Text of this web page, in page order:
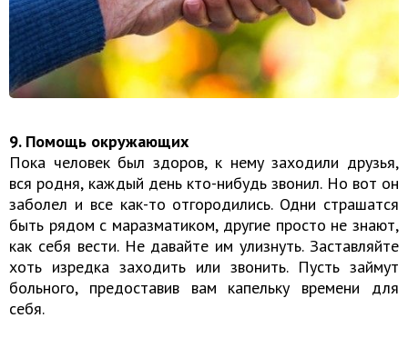
9. Помощь окружающих
Пока человек был здоров, к нему заходили друзья,
вся родня, каждый день кто-нибудь звонил. Но вот он
заболел и все как-то отгородились. Одни страшатся
быть рядом с маразматиком, другие просто не знают,
как себя вести. Не давайте им улизнуть. Заставляйте
хоть изредка заходить или звонить. Пусть займут
больного, предоставив вам капельку времени для
себя.